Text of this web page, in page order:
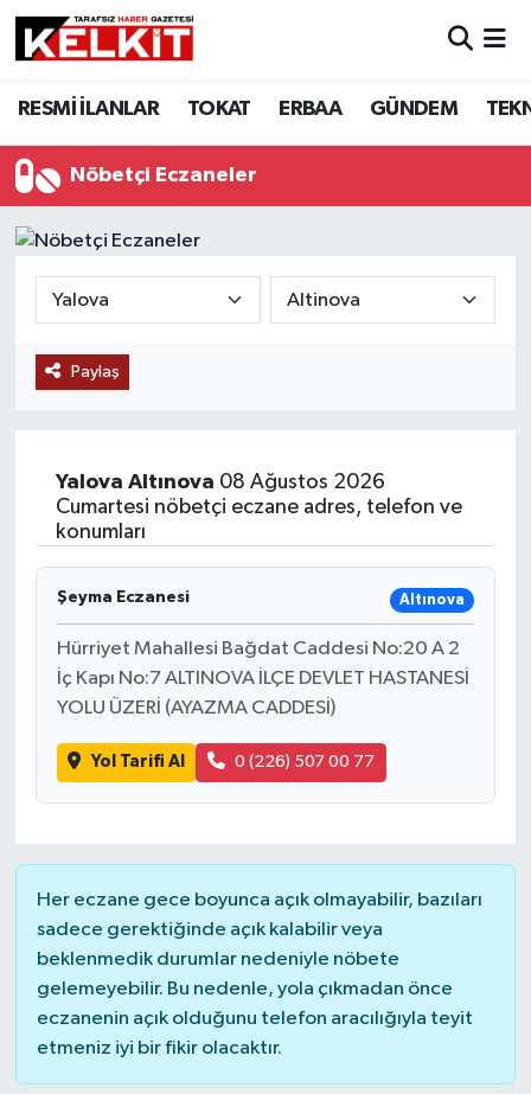
RESMİ İLANLAR TOKAT ERBAA GÜNDEM
Nöbetçi Eczaneler
Paylaş
Yalova Altınova 08 Ağustos 2026
Cumartesi nöbetçi eczane adres, telefon ve
konumları
Şeyma Eczanesi Altınova
Hürriyet Mahallesi Bağdat Caddesi No:20 A 2
İç Kapı No:7 ALTINOVA İLÇE DEVLET HASTANESİ
YOLU ÜZERİ (AYAZMA CADDESİ)
Yol Tarifi Al 0 (226) 507 00 77
Her eczane gece boyunca açık olmayabilir, bazıları
sadece gerektiğinde açık kalabilir veya
beklenmedik durumlar nedeniyle nöbete
gelemeyebilir. Bu nedenle, yola çıkmadan önce
eczanenin açık olduğunu telefon aracılığıyla teyit
etmeniz iyi bir fikir olacaktır.